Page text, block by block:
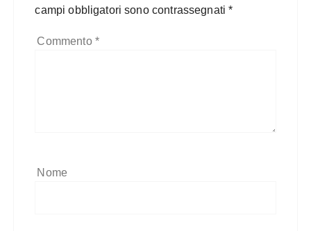
campi obbligatori sono contrassegnati*
Commento *
Nome